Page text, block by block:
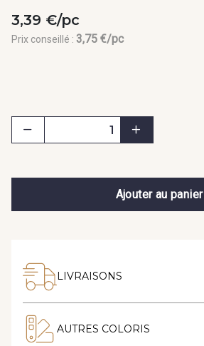
3,39 €/pc
Prix conseillé : 3,75 €/pc
Ajouter au panier
LIVRAISONS
AUTRES COLORIS